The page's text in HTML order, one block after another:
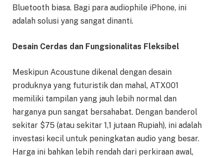
Bluetooth biasa. Bagi para audiophile iPhone, ini
adalah solusi yang sangat dinanti.
Desain Cerdas dan Fungsionalitas Fleksibel
Meskipun Acoustune dikenal dengan desain
produknya yang futuristik dan mahal, ATX001
memiliki tampilan yang jauh lebih normal dan
harganya pun sangat bersahabat. Dengan banderol
sekitar $75 (atau sekitar 1,1 jutaan Rupiah), ini adalah
investasi kecil untuk peningkatan audio yang besar.
Harga ini bahkan lebih rendah dari perkiraan awal,